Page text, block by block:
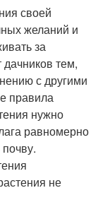
своей
желаний и
за
тем,
с другими
правила
нужно
равномерно
не